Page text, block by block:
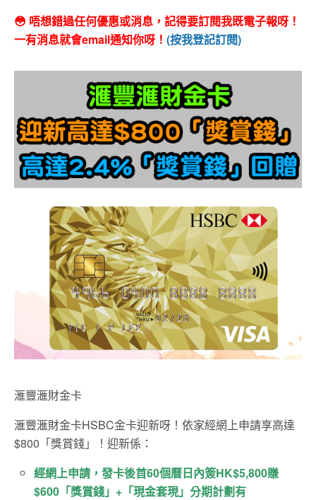
😳 唔想錯過任何優惠或消息，記得要訂閱我既電子報呀！
一有消息就會email通知你呀！ (按我登記訂閱)
滙豐滙財金卡
滙豐滙財金卡HSBC金卡迎新呀！依家經網上申請享高達
$800「獎賞錢」！迎新係：
經網上申請，發卡後首60個曆日內簽HK$5,800賺
$600「獎賞錢」+「現金套現」分期計劃有